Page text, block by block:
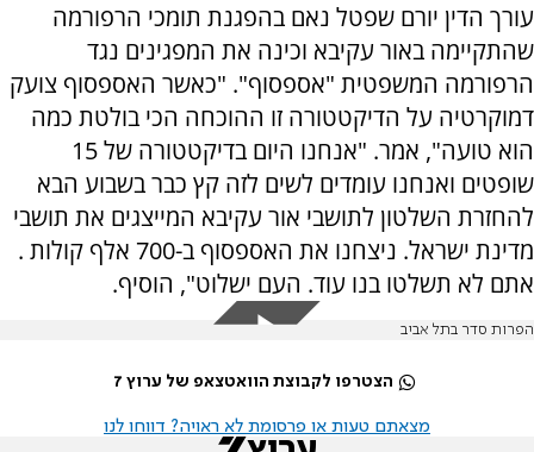
עורך הדין יורם שפטל נאם בהפגנת תומכי הרפורמה
שהתקיימה באור עקיבא וכינה את המפגינים נגד
הרפורמה המשפטית "אספסוף". "כאשר האספסוף צועק
דמוקרטיה על הדיקטטורה זו ההוכחה הכי בולטת כמה
הוא טועה", אמר. "אנחנו היום בדיקטטורה של 15
שופטים ואנחנו עומדים לשים לזה קץ כבר בשבוע הבא
להחזרת השלטון לתושבי אור עקיבא המייצגים את תושבי
מדינת ישראל. ניצחנו את האספסוף ב-700 אלף קולות .
אתם לא תשלטו בנו עוד. העם ישלוט", הוסיף.
הפרות סדר בתל אביב
הצטרפו לקבוצת הוואטצאפ של ערוץ 7
מצאתם טעות או פרסומת לא ראויה? דווחו לנו